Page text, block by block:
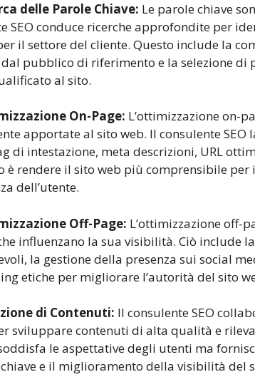
delle Parole Chiave: Le parole chiave
SEO conduce ricerche approfondite per
il settore del cliente. Questo include la
pubblico di riferimento e la selezione di
al sito.
On-Page: L’ottimizzazione on-
apportate al sito web. Il consulente
di intestazione, meta descrizioni, URL
è rendere il sito web più comprensibile
dell’utente.
Off-Page: L’ottimizzazione off-
influenzano la sua visibilità. Ciò include
la gestione della presenza sui social
etiche per migliorare l’autorità del sito
di Contenuti: Il consulente SEO
sviluppare contenuti di alta qualità e
le aspettative degli utenti ma
e il miglioramento della visibilità del